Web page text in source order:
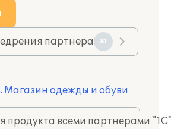
партнера 81
Магазин одежды и обуви
продукта всеми партнерами